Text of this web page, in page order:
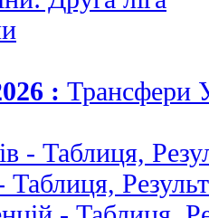
: Трансфери
- Таблиця,